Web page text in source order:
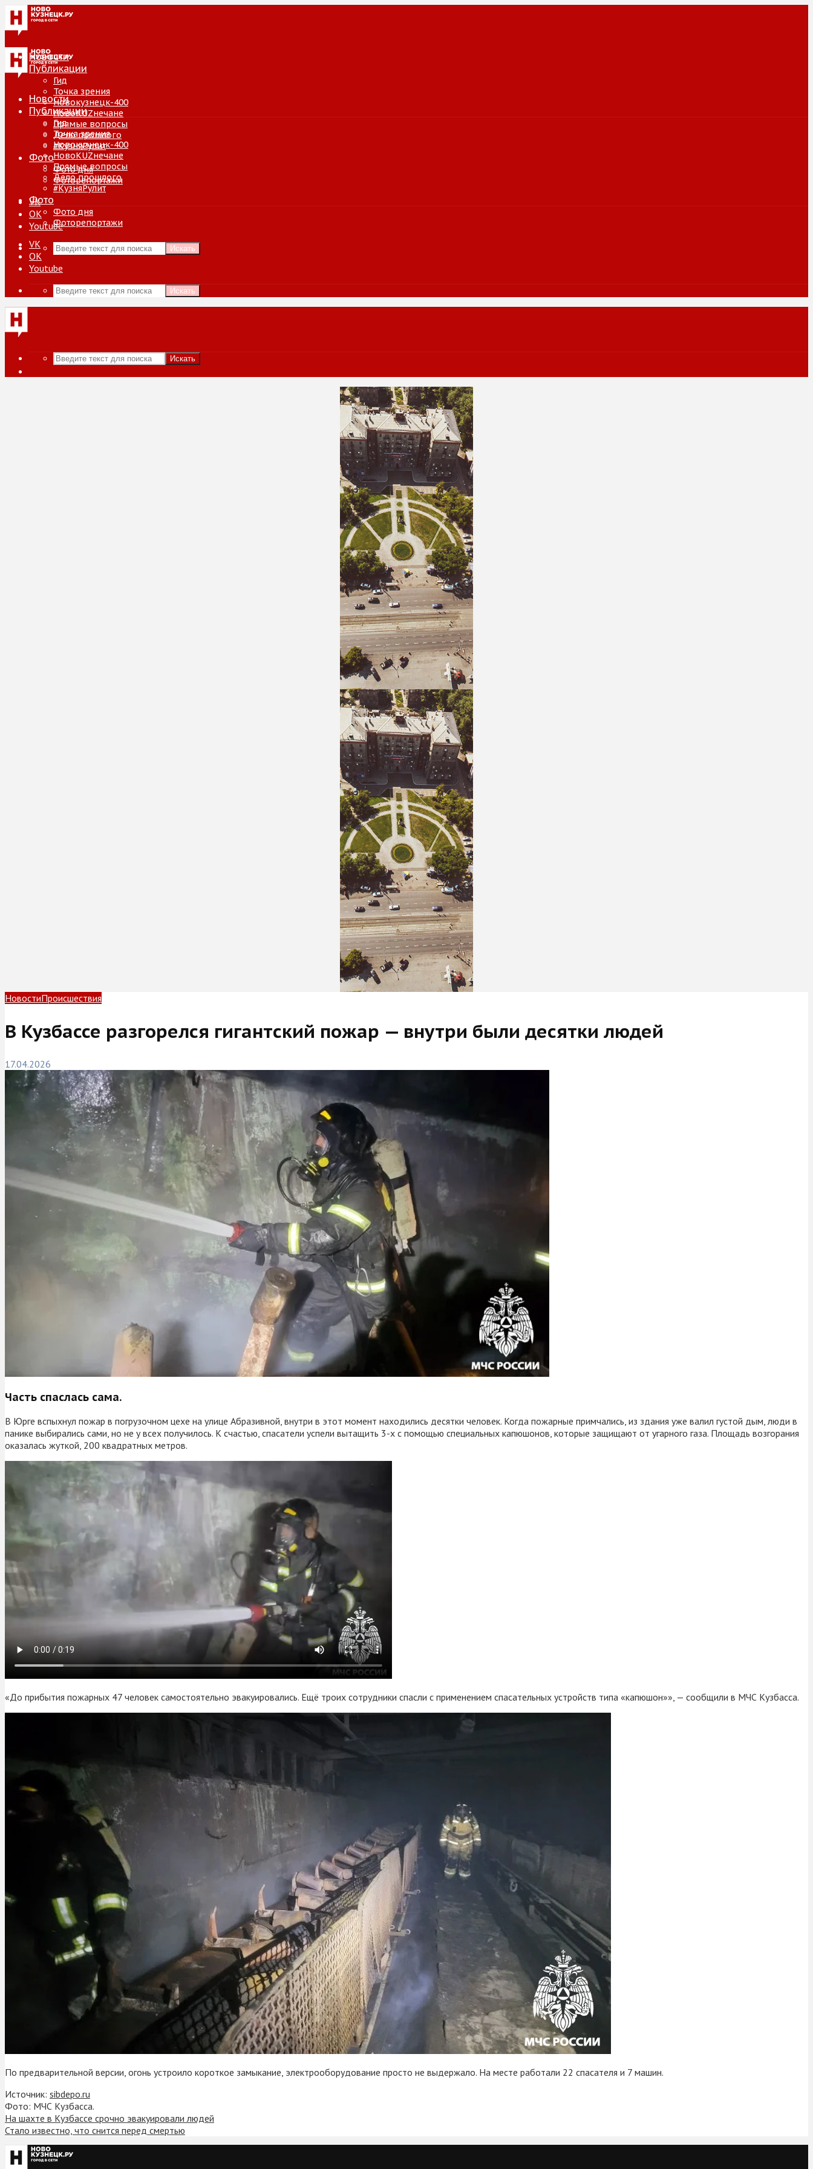
Новости
Публикации
Гид
Точка зрения
Новокузнецк-400
НовоKUZнечане
Прямые вопросы
Дело прошлого
#КузняРулит
Фото
Фото дня
Фоторепортажи
VK
ОК
Youtube
Искать
Новости
Публикации
Гид
Точка зрения
Новокузнецк-400
НовоKUZнечане
Прямые вопросы
Дело прошлого
#КузняРулит
Фото
Фото дня
Фоторепортажи
VK
ОК
Youtube
Искать
Искать
НовостиПроисшествия
В Кузбассе разгорелся гигантский пожар — внутри были десятки людей
17.04.2026
Часть спаслась сама.
В Юрге вспыхнул пожар в погрузочном цехе на улице Абразивной, внутри в этот момент находились десятки человек. Когда пожарные примчались, из здания уже валил густой дым, люди в
панике выбирались сами, но не у всех получилось. К счастью, спасатели успели вытащить 3-х с помощью специальных капюшонов, которые защищают от угарного газа. Площадь возгорания
оказалась жуткой, 200 квадратных метров.
«До прибытия пожарных 47 человек самостоятельно эвакуировались. Ещё троих сотрудники спасли с применением спасательных устройств типа «капюшон»», — сообщили в МЧС Кузбасса.
По предварительной версии, огонь устроило короткое замыкание, электрооборудование просто не выдержало. На месте работали 22 спасателя и 7 машин.
Источник: sibdepo.ru
Фото: МЧС Кузбасса.
На шахте в Кузбассе срочно эвакуировали людей
Стало известно, что снится перед смертью